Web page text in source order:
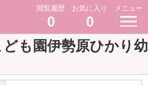
閲覧履歴
0
お気に入り
0
メニュー
も園伊勢原ひかり幼